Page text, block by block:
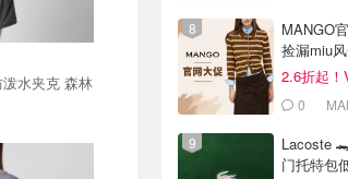
MANGO
捡漏miu
2.6折起
0
Lacoste
门托特包